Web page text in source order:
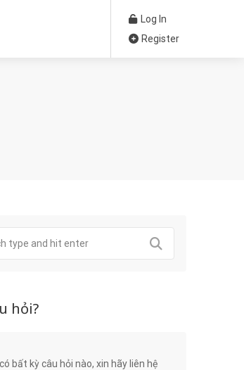
Log In
Register
hỏi?
bất kỳ câu hỏi nào, xin hãy liên hệ